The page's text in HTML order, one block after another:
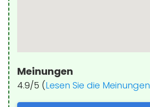
Meinungen
4.9/5 (Lesen Sie die Meinungen